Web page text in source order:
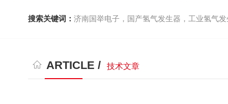
搜索关键词： 济南国举电子，国产氢气发生器，工业氢气
ARTICLE / 技术文章